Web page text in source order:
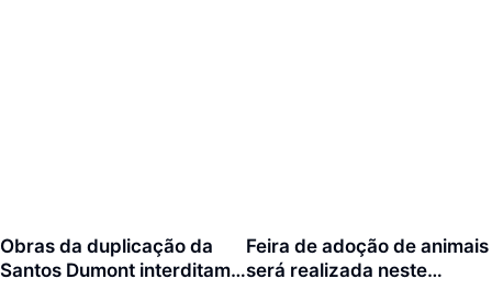
Obras da duplicação da
Santos Dumont interditam
Feira de adoção de animais
será realizada neste